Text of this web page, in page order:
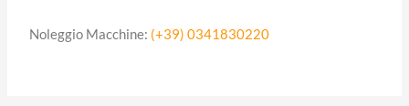
Noleggio Macchine: (+39) 0341830220